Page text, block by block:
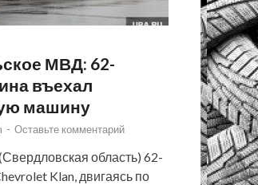
МВД: 62-
въехал
машину
- Оставьте комментарий
область) 62-
Klan, двигаясь по